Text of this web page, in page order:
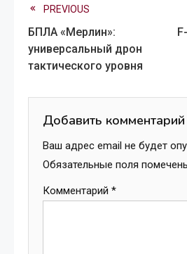
Read
more
PREVIOUS
БПЛА «Мерлин»:
универсальный дрон
тактического уровня
Добавить комментарий
Ваш адрес email не будет
Обязательные поля
Комментарий *